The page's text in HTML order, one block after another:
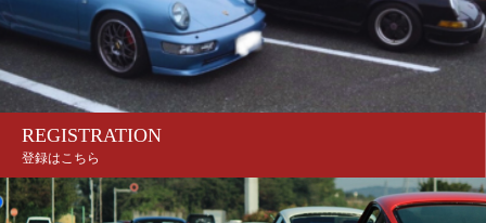
REGISTRATION
登録はこちら